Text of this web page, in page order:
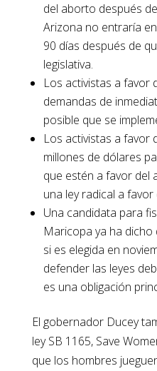
del aborto después
Arizona no entraría
90 días después de
legislativa.
Los activistas a favor
demandas de
posible que se
Los activistas a favor
millones de dólares
que estén a favor del
una ley radical a
Una candidata para
Maricopa ya ha
si es elegida en
defender las leyes
es una obligación
El gobernador Ducey
ley SB 1165, Save
que los hombres